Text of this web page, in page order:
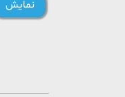
شما، تلاش
گروه، از جمله
۳. جوایز
نمایش